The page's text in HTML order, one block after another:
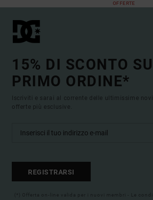
OFFERTE
15% DI SCONTO
PRIMO ORDINE*
Iscriviti e sarai al corrente delle ultimissime
offerte più esclusive.
REGISTRARSI
(*) Offerta on-line valida per i nuovi membri - Le